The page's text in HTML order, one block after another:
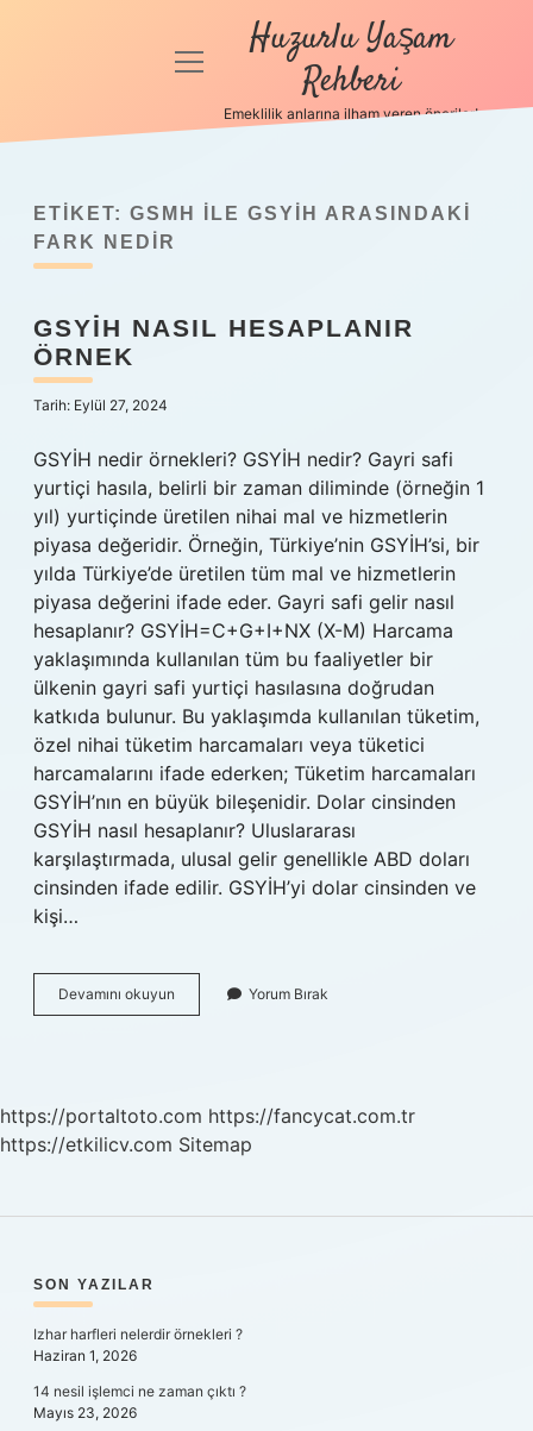
Anasayfa
Politikası
Yasal Uyarı
Hakkımızda
menüyü
Huzurlu Yaşam
Rehberi
Emeklilik anlarına ilham veren öneriler!
ETIKET: GSMH ILE GSYİH ARASINDAKI
FARK NEDIR
GSYİH NASIL HESAPLANIR
ÖRNEK
Tarih: Eylül 27, 2024
GSYİH nedir örnekleri? GSYİH nedir? Gayri safi
yurtiçi hasıla, belirli bir zaman diliminde (örneğin 1
yıl) yurtiçinde üretilen nihai mal ve hizmetlerin
piyasa değeridir. Örneğin, Türkiye’nin GSYİH’si, bir
yılda Türkiye’de üretilen tüm mal ve hizmetlerin
piyasa değerini ifade eder. Gayri safi gelir nasıl
hesaplanır? GSYİH=C+G+I+NX (X-M) Harcama
yaklaşımında kullanılan tüm bu faaliyetler bir
ülkenin gayri safi yurtiçi hasılasına doğrudan
katkıda bulunur. Bu yaklaşımda kullanılan tüketim,
özel nihai tüketim harcamaları veya tüketici
harcamalarını ifade ederken; Tüketim harcamaları
GSYİH’nın en büyük bileşenidir. Dolar cinsinden
GSYİH nasıl hesaplanır? Uluslararası
karşılaştırmada, ulusal gelir genellikle ABD doları
cinsinden ifade edilir. GSYİH’yi dolar cinsinden ve
kişi…
Devamını okuyun
Nasıl
Yorum Bırak
https://portaltoto.com https://fancycat.com.tr
https://etkilicv.com Sitemap
SIDEBAR
SON YAZILAR
Izhar harfleri nelerdir örnekleri ?
Haziran 1, 2026
14 nesil işlemci ne zaman çıktı ?
Mayıs 23, 2026